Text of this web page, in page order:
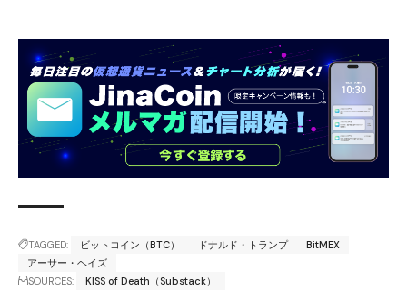
TAGGED: ビットコイン（BTC） ドナルド・トランプ
BitMEX
アーサー・ヘイズ
SOURCES:
KISS of Death（Substack）